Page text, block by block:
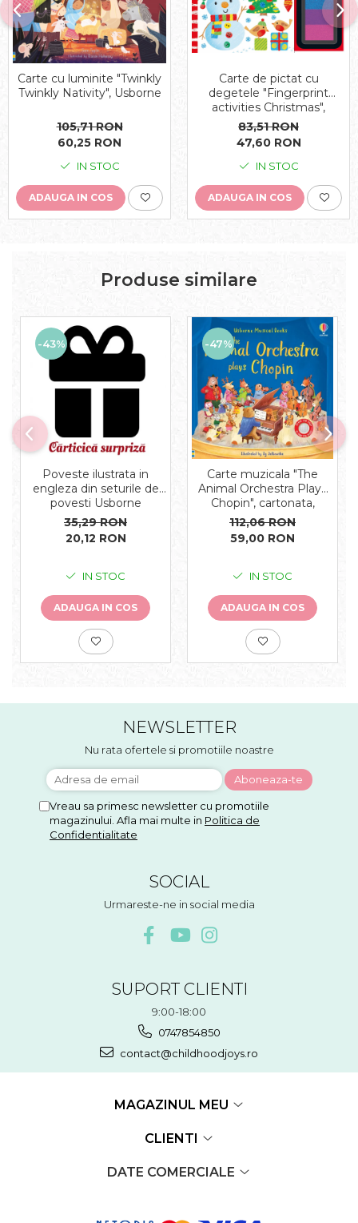
Carte cu luminite "Twinkly
Twinkly Nativity", Usborne
105,71 RON
60,25 RON
IN STOC
ADAUGA IN COS
Carte de pictat cu
degetele "Fingerprint
activities Christmas",
Usborne
83,51 RON
47,60 RON
IN STOC
ADAUGA IN COS
Produse similare
-43%
Poveste ilustrata in
engleza din seturile de
povesti Usborne
35,29 RON
20,12 RON
IN STOC
ADAUGA IN COS
-47%
Carte muzicala "The
Animal Orchestra Plays
Chopin", cartonata,
Usborne
112,06 RON
59,00 RON
IN STOC
ADAUGA IN COS
NEWSLETTER
Nu rata ofertele si promotiile noastre
Vreau sa primesc newsletter cu promotiile
magazinului. Afla mai multe in Politica de
Confidentialitate
SOCIAL
Urmareste-ne in social media
SUPORT CLIENTI
9:00-18:00
0747854850
contact@childhoodjoys.ro
MAGAZINUL MEU
CLIENTI
DATE COMERCIALE